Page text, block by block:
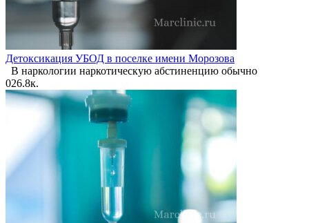
​​Детоксикация УБОД в поселке имени Морозова
В наркологии наркотическую абстиненцию обычно
026.8к.